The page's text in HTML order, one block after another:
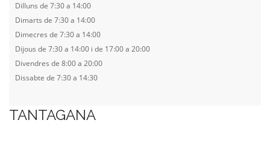
Dilluns de 7:30 a 14:00
Dimarts de 7:30 a 14:00
Dimecres de 7:30 a 14:00
Dijous de 7:30 a 14:00 i de 17:00 a 20:00
Divendres de 8:00 a 20:00
Dissabte de 7:30 a 14:30
TANTAGANA